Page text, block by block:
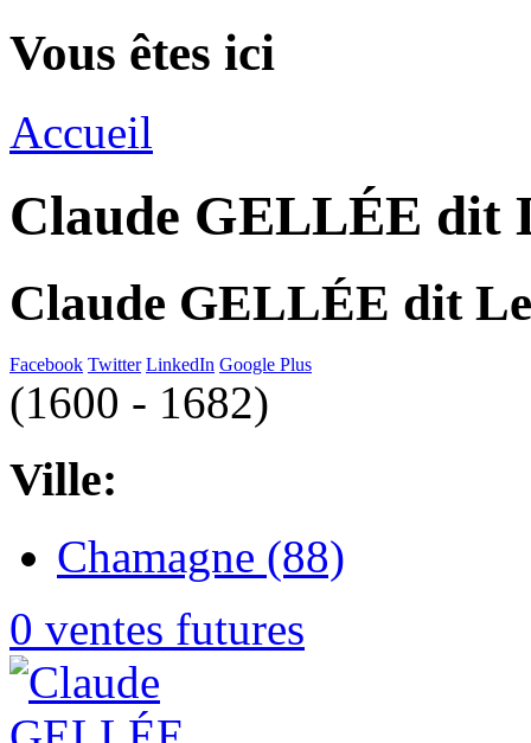
Vous êtes ici
Accueil
Claude GELLÉE dit
Claude GELLÉE dit
Facebook Twitter LinkedIn Google Plus
(1600 - 1682)
Ville:
Chamagne (88)
0 ventes futures